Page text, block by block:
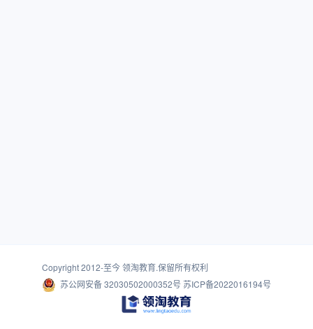
Copyright 2012-至今领淘教育.保留所有权利
苏公网安备 32030502000352号 苏ICP备2022016194号